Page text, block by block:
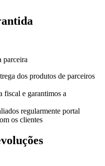
parceira
dos produtos de parceiros
fiscal e garantimos a
regularmente portal
os clientes